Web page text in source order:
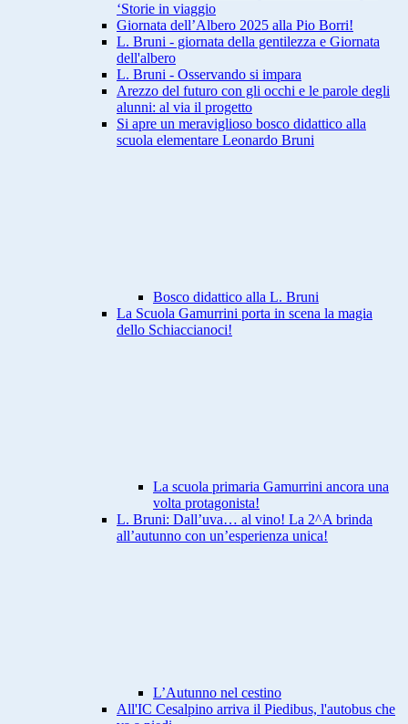
‘Storie in viaggio
Giornata dell’Albero 2025 alla Pio Borri!
L. Bruni - giornata della gentilezza e Giornata
dell'albero
L. Bruni - Osservando si impara
Arezzo del futuro con gli occhi e le parole degli
alunni: al via il progetto
Si apre un meraviglioso bosco didattico alla
scuola elementare Leonardo Bruni
Bosco didattico alla L. Bruni
La Scuola Gamurrini porta in scena la magia
dello Schiaccianoci!
La scuola primaria Gamurrini ancora una
volta protagonista!
L. Bruni: Dall’uva… al vino! La 2^A brinda
all’autunno con un’esperienza unica!
L’Autunno nel cestino
All'IC Cesalpino arriva il Piedibus, l'autobus che